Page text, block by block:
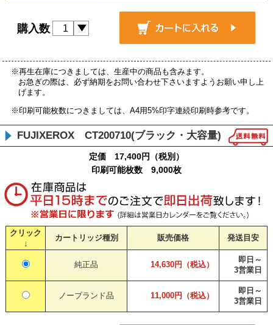
購入数
※再生在庫につきましては、生産中の商品も含みます。
お急ぎの際は、必ず納期をお問い合わせ下さいますようお願い申し上
げます。
※印刷可能枚数につきましては、A4用5%印字連続印刷時参考です。
FUJIXEROX CT200710(ブラック・大容量)
定価 17,400円（税別）
印刷可能枚数 9,000枚
クリック
↓
カートリッジ種別 販売価格 発送目安
純正品 14,630円（税込）
即日～
3営業日
ノーブランド品 11,000円（税込）
即日～
3営業日